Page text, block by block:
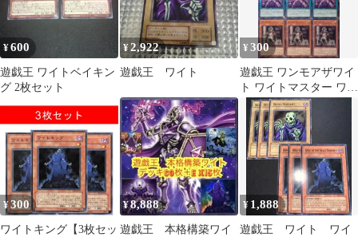
¥600
遊戯王 ワイトベイキン
グ 2枚セット
¥2,922
遊戯王 ワイト
¥300
遊戯王 ワンモアザワイ
ト ワイトマスター ワイ
トロード
¥300
ワイトキング【3枚セッ
¥8,888
遊戯王 本格構築ワイ
¥ 1,888
遊戯王 ワイト ワイ